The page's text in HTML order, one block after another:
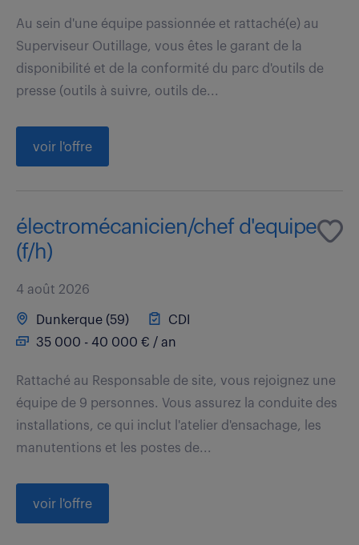
Au sein d'une équipe passionnée et rattaché(e) au
Superviseur Outillage, vous êtes le garant de la
disponibilité et de la conformité du parc d'outils de
presse (outils à suivre, outils de...
voir l'offre
électromécanicien/chef d'equipe
(f/h)
4 août 2026
Dunkerque (59)
CDI
35 000 - 40 000 € / an
Rattaché au Responsable de site, vous rejoignez une
équipe de 9 personnes. Vous assurez la conduite des
installations, ce qui inclut l'atelier d'ensachage, les
manutentions et les postes de...
voir l'offre